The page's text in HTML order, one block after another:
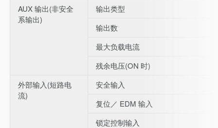
AUX 输出(非安全
系输出)
输出类型
输出数
最大负载电流
残余电压(ON 时)
外部输入(短路电
流)
安全输入
复位／ EDM 输入
锁定控制输入